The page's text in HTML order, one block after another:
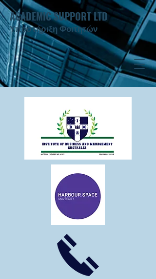
ACADEMIC SUPPORT LTD
Υποστήριξη Φοιτητών ​